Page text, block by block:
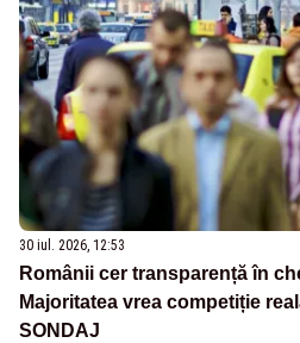
30 iul. 2026, 12:53
Românii cer transparență în
Majoritatea vrea competiție
SONDAJ